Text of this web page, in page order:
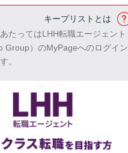
キープリストとは
たってはLHH転職エージェント
Group）のMyPageへのログイン
。